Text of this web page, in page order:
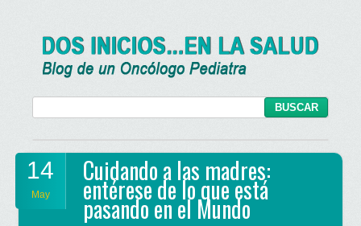
14
May
Cuidando a las madres:
entérese de lo que está
pasando en el Mundo